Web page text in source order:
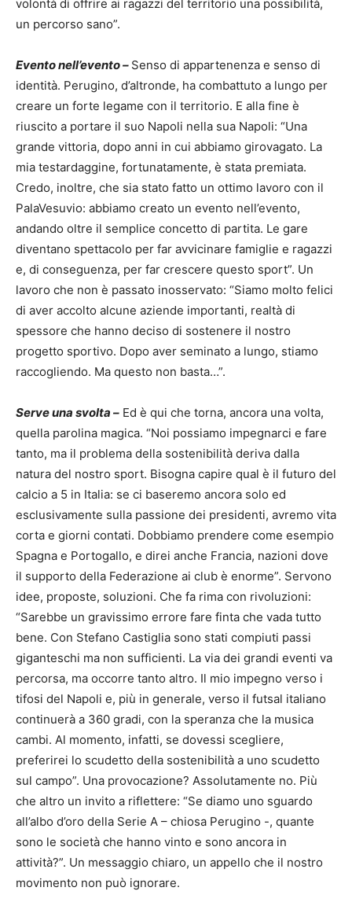
volontà di offrire ai ragazzi del territorio una possibilità,
un percorso sano”.
Evento nell’evento – Senso di appartenenza e senso di
identità. Perugino, d’altronde, ha combattuto a lungo per
creare un forte legame con il territorio. E alla fine è
riuscito a portare il suo Napoli nella sua Napoli: “Una
grande vittoria, dopo anni in cui abbiamo girovagato. La
mia testardaggine, fortunatamente, è stata premiata.
Credo, inoltre, che sia stato fatto un ottimo lavoro con il
PalaVesuvio: abbiamo creato un evento nell’evento,
andando oltre il semplice concetto di partita. Le gare
diventano spettacolo per far avvicinare famiglie e ragazzi
e, di conseguenza, per far crescere questo sport”. Un
lavoro che non è passato inosservato: “Siamo molto felici
di aver accolto alcune aziende importanti, realtà di
spessore che hanno deciso di sostenere il nostro
progetto sportivo. Dopo aver seminato a lungo, stiamo
raccogliendo. Ma questo non basta…”.
Serve una svolta – Ed è qui che torna, ancora una volta,
quella parolina magica. “Noi possiamo impegnarci e fare
tanto, ma il problema della sostenibilità deriva dalla
natura del nostro sport. Bisogna capire qual è il futuro del
calcio a 5 in Italia: se ci baseremo ancora solo ed
esclusivamente sulla passione dei presidenti, avremo vita
corta e giorni contati. Dobbiamo prendere come esempio
Spagna e Portogallo, e direi anche Francia, nazioni dove
il supporto della Federazione ai club è enorme”. Servono
idee, proposte, soluzioni. Che fa rima con rivoluzioni:
“Sarebbe un gravissimo errore fare finta che vada tutto
bene. Con Stefano Castiglia sono stati compiuti passi
giganteschi ma non sufficienti. La via dei grandi eventi va
percorsa, ma occorre tanto altro. Il mio impegno verso i
tifosi del Napoli e, più in generale, verso il futsal italiano
continuerà a 360 gradi, con la speranza che la musica
cambi. Al momento, infatti, se dovessi scegliere,
preferirei lo scudetto della sostenibilità a uno scudetto
sul campo”. Una provocazione? Assolutamente no. Più
che altro un invito a riflettere: “Se diamo uno sguardo
all’albo d’oro della Serie A – chiosa Perugino -, quante
sono le società che hanno vinto e sono ancora in
attività?”. Un messaggio chiaro, un appello che il nostro
movimento non può ignorare.